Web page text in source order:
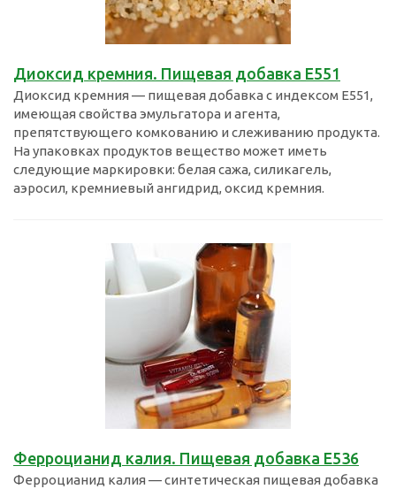
Диоксид кремния. Пищевая добавка Е551
Диоксид кремния — пищевая добавка с индексом E551,
имеющая свойства эмульгатора и агента,
препятствующего комкованию и слеживанию продукта.
На упаковках продуктов вещество может иметь
следующие маркировки: белая сажа, силикагель,
аэросил, кремниевый ангидрид, оксид кремния.
Ферроцианид калия. Пищевая добавка Е536
Ферроцианид калия — синтетическая пищевая добавка